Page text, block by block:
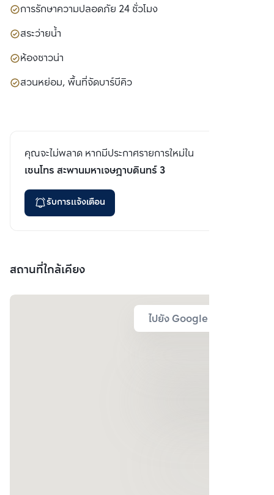
การรักษาความปลอดภัย 24 ชั่วโมง
สระว่ายน้ำ
ห้องซาวน่า
สวนหย่อม, พื้นที่จัดบาร์บีคิว
คุณจะไม่พลาด หากมีประกาศรายการใหม่ใน
เซนโทร สะพานมหาเจษฎาบดินทร์ 3
รับการแจ้งเตือน
สถานที่ใกล้เคียง
ไปยัง Google Map